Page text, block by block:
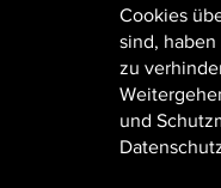
Cookies
sind,
zu
und